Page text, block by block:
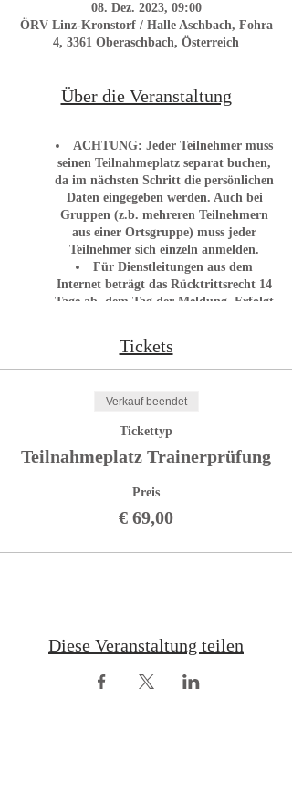
08. Dez. 2023, 09:00
ÖRV Linz-Kronstorf / Halle Aschbach, Fohra
4, 3361 Oberaschbach, Österreich
Über die Veranstaltung
ACHTUNG: Jeder Teilnehmer muss
seinen Teilnahmeplatz separat buchen,
da im nächsten Schritt die persönlichen
Daten eingegeben werden. Auch bei
Gruppen (z.b. mehreren Teilnehmern
aus einer Ortsgruppe) muss jeder
Teilnehmer sich einzeln anmelden.
Für Dienstleitungen aus dem
Internet beträgt das Rücktrittsrecht 14
Tage ab dem Tag der Meldung. Erfolgt
Rücktrittsgebühr verrechnet.
NICHT ÖRV-Mitglieder müssen ein
Gast-Ticket buchen, welches nach
freigeschalten wird. Eine Anmeldung
ohne dem Gast-Ticket ist NICHT
zulässig.
Zutritt entsprechend den Vorgaben
Veranstaltungen.·Zutritt entsprechend
den Vorgaben der Regierung für
Veranstaltungen.
Tickets
Verkauf beendet
Tickettyp
Teilnahmeplatz Trainerprüfung
Preis
€ 69,00
Diese Veranstaltung teilen